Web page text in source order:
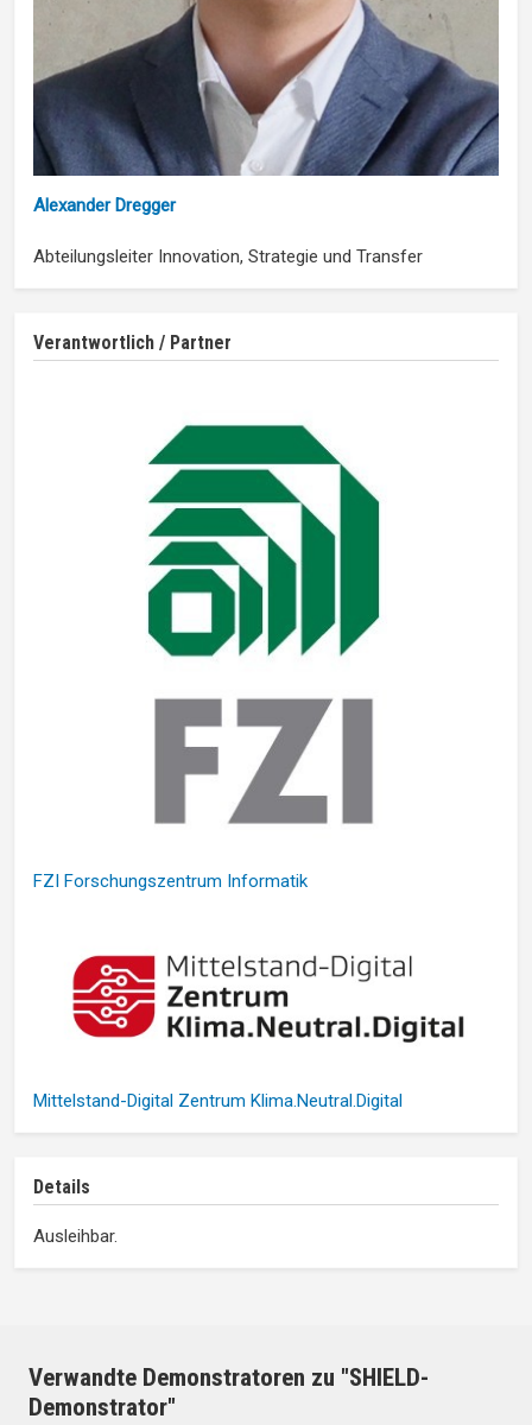
Alexander Dregger
Abteilungsleiter Innovation, Strategie und Transfer
Verantwortlich / Partner
FZI Forschungszentrum Informatik
Mittelstand-Digital Zentrum Klima.Neutral.Digital
Details
Ausleihbar.
Verwandte Demonstratoren zu "SHIELD-
Demonstrator"